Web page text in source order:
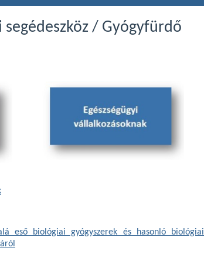
segédeszköz / Gyógyfürdő
eső biológiai gyógyszerek és hasonló biológiai